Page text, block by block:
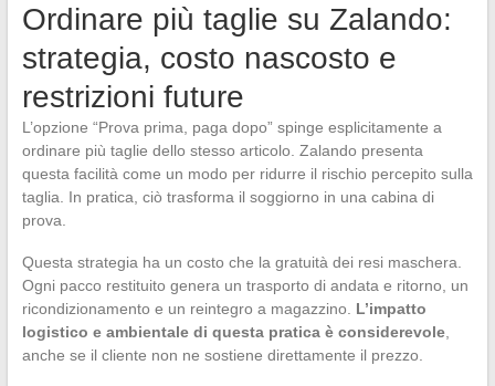
Ordinare più taglie su Zalando:
strategia, costo nascosto e
restrizioni future
L’opzione “Prova prima, paga dopo” spinge esplicitamente a
ordinare più taglie dello stesso articolo. Zalando presenta
questa facilità come un modo per ridurre il rischio percepito sulla
taglia. In pratica, ciò trasforma il soggiorno in una cabina di
prova.
Questa strategia ha un costo che la gratuità dei resi maschera.
Ogni pacco restituito genera un trasporto di andata e ritorno, un
ricondizionamento e un reintegro a magazzino. L’impatto
logistico e ambientale di questa pratica è considerevole,
anche se il cliente non ne sostiene direttamente il prezzo.